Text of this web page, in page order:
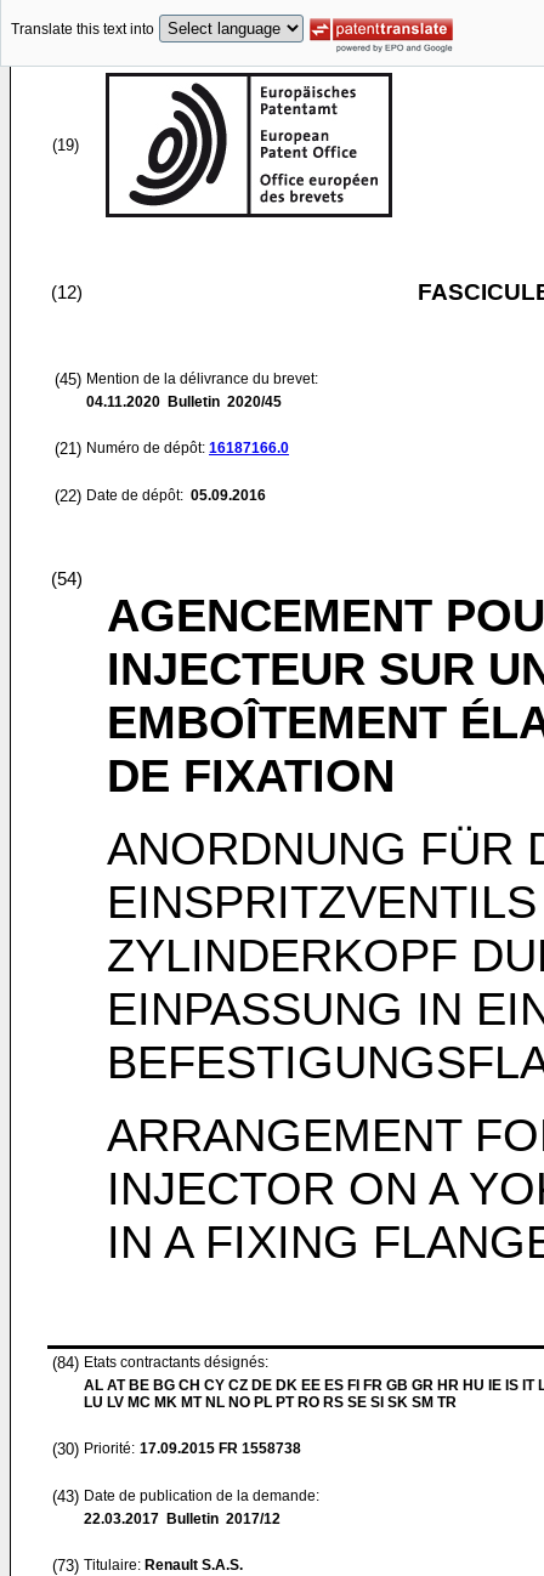
Translate this text into
(19)
(12)
(45) Mention de la délivrance du brevet:
04.11.2020 Bulletin 2020/45
(21) Numéro de dépôt: 16187166.0
(22) Date de dépôt: 05.09.2016
(54)
AGENCEMENT
INJECTEUR SUR
EMBOÎTEMENT
DE FIXATION
ANORDNUNG FÜR
ZYLINDERKOPF
EINPASSUNG IN
ARRANGEMENT
INJECTOR ON A
IN A FIXING
(84) Etats contractants désignés:
AL AT BE BG CH CY CZ DE DK EE ES FI FR GB GR HR HU IE IS IT
LU LV MC MK MT NL NO PL PT RO RS SE SI SK SM TR
(30) Priorité: 17.09.2015 FR 1558738
(43) Date de publication de la demande:
22.03.2017 Bulletin 2017/12
(73) Titulaire: Renault S.A.S.